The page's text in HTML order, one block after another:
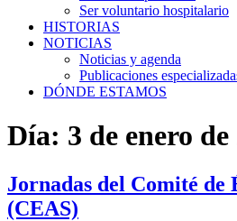
Ser voluntario hospitalario
HISTORIAS
NOTICIAS
Noticias y agenda
Publicaciones
DÓNDE ESTAMOS
Día: 3 de enero de
Jornadas del Comité de
(CEAS)